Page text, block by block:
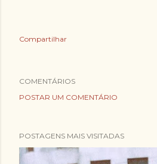
Compartilhar
COMENTÁRIOS
POSTAR UM COMENTÁRIO
POSTAGENS MAIS VISITADAS